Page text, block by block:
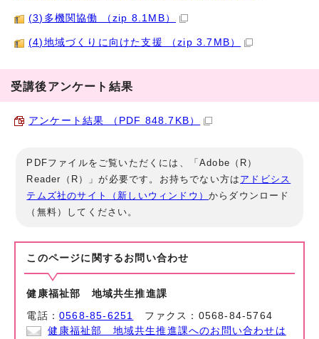
(3)多機関協働 （zip 8.1MB）
(4)地域づくりに向けた支援 （zip 3.7MB）
受講後アンケート結果
アンケート結果 （PDF 848.7KB）
PDFファイルをご覧いただくには、「Adobe（R）
Reader（R）」が必要です。お持ちでない方は アドビシス
テムズ社のサイト（新しいウィンドウ）からダウンロード
（無料）してください。
このページに関する お問い合わせ
健康福祉部 地域共生推進課
電話：0568-85-6251
ファクス：0568-84-5764
健康福祉部 地域共生推進課へのお問い合わせは